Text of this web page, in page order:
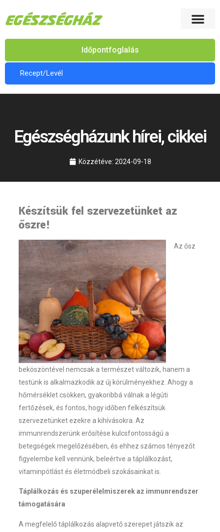
Időpontfoglalás
Recept/Levél
Egészségházunk hírei, cikkei
Közzétéve: 2024-09-18
Készítsük fel szervezetünket az
őszre!
Az ősz
beköszöntével nemcsak a természet változik, hanem a
testünk is alkalmazkodik az új körülményekhez. Ahogy a
hőmérséklet csökken, gyakoribbá válnak a légúti
fertőzések, és fontos, hogy időben felkészítsük
szervezetünket ezekre a kihívásokra. Az
immunrendszerünk erősítése kulcsfontosságú a
betegségek megelőzésében, és ehhez számos tényezőt
figyelembe kell vennünk, beleértve a táplálkozást,
vitaminpótlást és életmódbeli szokásainkat is.
Táplálkozás és szuperélelmiszerek az immunrendszer
támogatására
A megfelelő táplálkozás alapvető szerepet játszik az